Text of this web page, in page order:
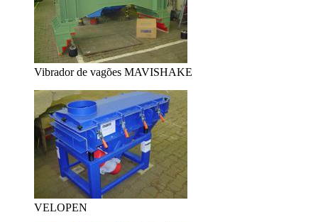
Vibrador de vagões MAVISHAKE
VELOPEN